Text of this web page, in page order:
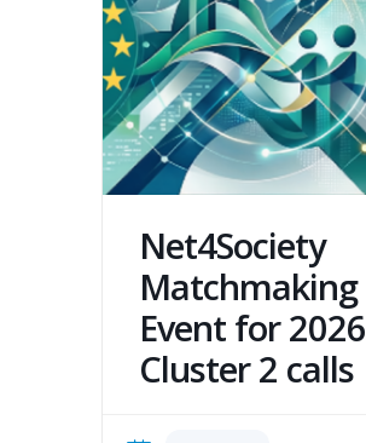
Net4Society
Matchmaking
Event for 2026
Cluster 2 calls